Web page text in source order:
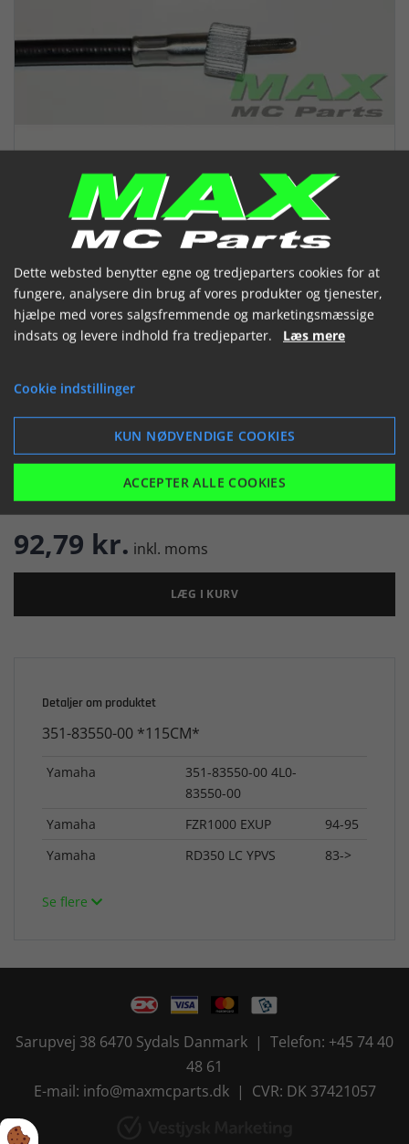
Speedometerkabel FZR1000
XJ600 RD350LC
(044311)
Er på lager
92,79 kr. inkl. moms
LÆG I KURV
Detaljer om produktet
351-83550-00 *115CM*
Yamaha
351-83550-00 4L0-
83550-00
Yamaha
FZR1000 EXUP
94-95
Yamaha
RD350 LC YPVS 83->
Se flere
Sarupvej 38 6470 Sydals Danmark | Telefon: +45 74 40
48 61
E-mail: info@maxmcparts.dk | CVR: DK 37421057
Dette websted benytter egne og tredjeparters cookies for at
fungere, analysere din brug af vores produkter og tjenester,
hjælpe med vores salgsfremmende og marketingsmæssige
indsats og levere indhold fra tredjeparter. Læs mere
Cookie indstillinger
KUN NØDVENDIGE COOKIES
ACCEPTER ALLE COOKIES